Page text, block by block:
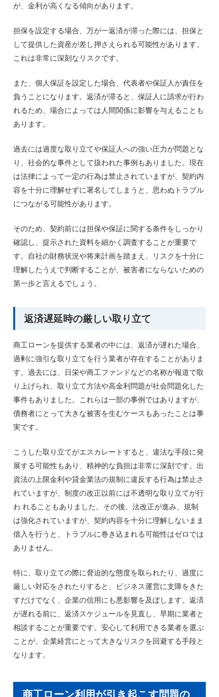
が、金利が高くなる傾向があります。
担保を設定する場合、万が一返済が滞った際には、担保と
して提供した資産が差し押さえられる可能性があります。
これは非常に深刻なリスクです。
また、個人保証を設定した場合、代表者や保証人が責任を
負うことになります。返済が滞ると、保証人に請求が行わ
れるため、場合によっては人間関係に影響を与えることも
あります。
過去には過度な取り立てや保証人への強い圧力が問題とな
り、社会的な事件として扱われた事例もありました。現在
は法律によって一定の行為は禁止されていますが、契約内
容を十分に理解せずに署名してしまうと、思わぬトラブル
につながる可能性があります。
そのため、契約前には担保や保証に関する条件をしっかり
確認し、提示された資料を細かく調査することが重要で
す。自社の財務状況や将来計画を踏まえ、リスクを十分に
理解したうえで判断することが、被害者にならないための
第一歩と言えるでしょう。
返済遅延時の厳しい取り立て
商工ローンを提供する業者の中には、返済が遅れた場合、
過剰に強引な取り立てを行う業者が存在することがありま
す。過去には、日栄や商工ファンドなどの名称が報道で取
り上げられ、取り立て方法や高金利問題が社会問題化した
事件もありました。これらは一部の事例ではありますが、
債務者にとって大きな被害を生むケースもあったことは事
実です。
こうした取り立てがエスカレートすると、違法な手段に発
展する可能性もあり、精神的な負担は非常に深刻です。出
資法の上限金利や貸金業法の規制に違反する行為は禁止さ
れていますが、制度の改正以前には不透明な取り立てが行
わ れることもありました。その後、法改正が進み、規制
は強化されていますが、契約内容を十分に理解しないまま
借入を行うと、トラブルに巻き込まれる可能性はゼロでは
ありません。
特に、取り立ての際に脅迫的な態度を取られたり、過度に
厳しい対応をされたりすると、ビジネス運営に支障をきた
すだけでなく、企業の信用にも悪影響を及ぼします。返済
が遅れる前に、返済スケジュールを見直し、早期に業者と
相談することが重要です。安心して利用できる業者を選ぶ
ことが、企業経営にとって大きなリスクを回避する手段と
なります。
商工ローン利用が引き起こす問題の